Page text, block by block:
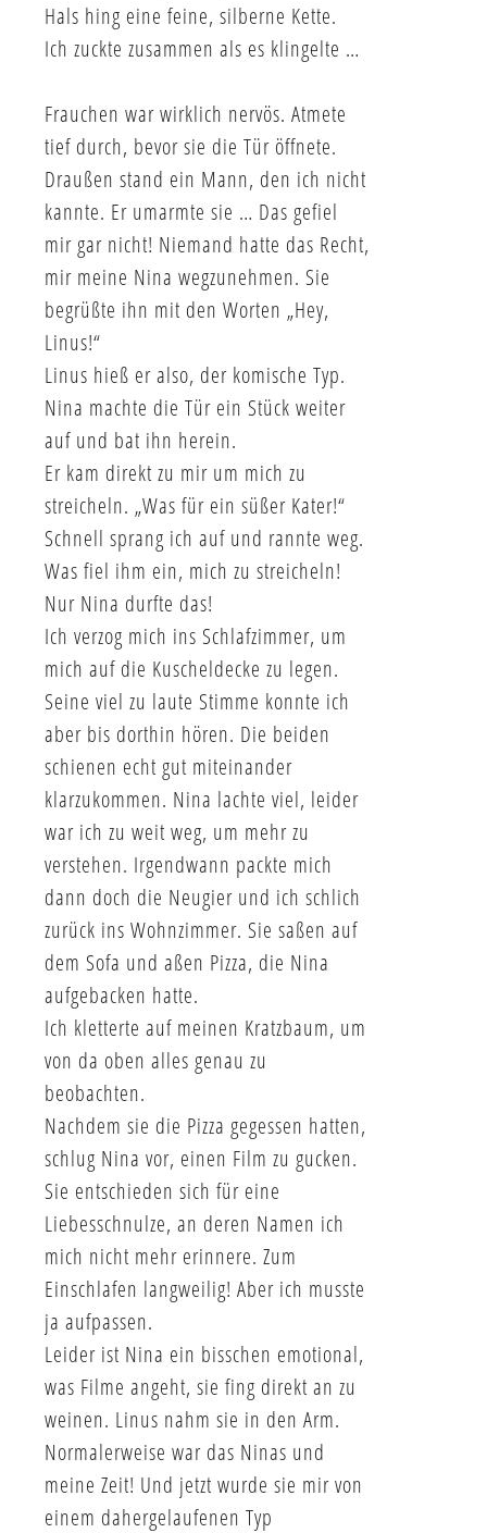
Hals hing eine feine, silberne Kette.
Ich zuckte zusammen als es klingelte …
Frauchen war wirklich nervös. Atmete
tief durch, bevor sie die Tür öffnete.
Draußen stand ein Mann, den ich nicht
kannte. Er umarmte sie … Das gefiel
mir gar nicht! Niemand hatte das Recht,
mir meine Nina wegzunehmen. Sie
begrüßte ihn mit den Worten „Hey,
Linus!“
Linus hieß er also, der komische Typ.
Nina machte die Tür ein Stück weiter
auf und bat ihn herein.
Er kam direkt zu mir um mich zu
streicheln. „Was für ein süßer Kater!“
Schnell sprang ich auf und rannte weg.
Was fiel ihm ein, mich zu streicheln!
Nur Nina durfte das!
Ich verzog mich ins Schlafzimmer, um
mich auf die Kuscheldecke zu legen.
Seine viel zu laute Stimme konnte ich
aber bis dorthin hören. Die beiden
schienen echt gut miteinander
klarzukommen. Nina lachte viel, leider
war ich zu weit weg, um mehr zu
verstehen. Irgendwann packte mich
dann doch die Neugier und ich schlich
zurück ins Wohnzimmer. Sie saßen auf
dem Sofa und aßen Pizza, die Nina
aufgebacken hatte.
Ich kletterte auf meinen Kratzbaum, um
von da oben alles genau zu
beobachten.
Nachdem sie die Pizza gegessen hatten,
schlug Nina vor, einen Film zu gucken.
Sie entschieden sich für eine
Liebesschnulze, an deren Namen ich
mich nicht mehr erinnere. Zum
Einschlafen langweilig! Aber ich musste
ja aufpassen.
Leider ist Nina ein bisschen emotional,
was Filme angeht, sie fing direkt an zu
weinen. Linus nahm sie in den Arm.
Normalerweise war das Ninas und
meine Zeit! Und jetzt wurde sie mir von
einem dahergelaufenen Typ